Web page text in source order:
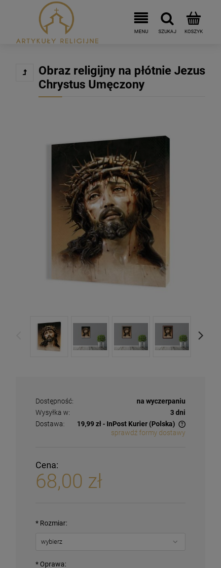
Obraz religijny na płótnie Jezus
Chrystus Umęczony
Dostępność:
na wyczerpaniu
Wysyłka w:
3 dni
Dostawa:
19,99 zł- InPost Kurier (Polska)
sprawdź formy dostawy
Cena:
68,00 zł
* Rozmiar:
* Oprawa: